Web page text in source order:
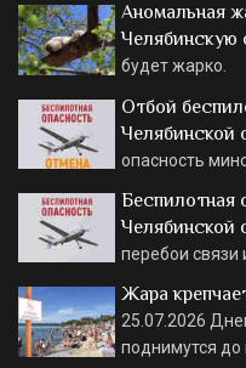
Аномальная
Челябинскую
будет жарко.
Отбой
Челябинской
опасность
Беспилотная
Челябинской
перебои связи
Жара
25.07.2026
поднимутся до